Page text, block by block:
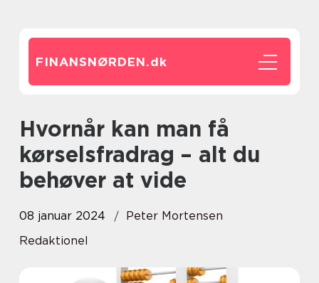
FINANSNØRDEN.dk
Hvornår kan man få
kørselsfradrag – alt du
behøver at vide
08 januar 2024
Peter Mortensen
Redaktionel